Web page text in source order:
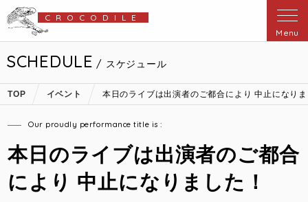
CROCODILE
Menu
SCHEDULE / スケジュール
TOP イベント 本日のライブは出演者のご都合により 中止になり
Our proudly performance title is :
本日のライブは出演者のご都合
により 中止になりました！